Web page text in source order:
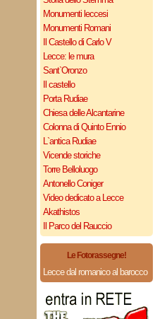
Monumenti leccesi
Monumenti Romani
Il Castello di Carlo V
Lecce: le mura
Sant`Oronzo
Il castello
Porta Rudiae
Chiesa delle Alcantarine
Colonna di Quinto Ennio
L`antica Rudiae
Vicende storiche
Torre Belloluogo
Antonello Coniger
Video dedicato a Lecce
Akathistos
Il Parco del Rauccio
Le Fotorassegne!
Lecce dal romanico al barocco